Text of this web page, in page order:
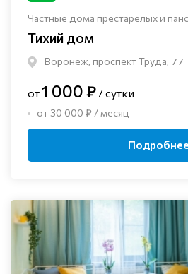
Частные дома престарелых и
Тихий дом
Воронеж, проспект Труда, 77
от1 000 ₽ / сутки
от 30 000 ₽ / месяц
Подробнее